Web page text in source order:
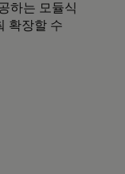
하는 모듈식
확장할 수